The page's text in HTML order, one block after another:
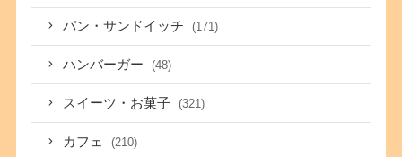
パン・サンドイッチ (171)
ハンバーガー (48)
スイーツ・お菓子 (321)
カフェ (210)